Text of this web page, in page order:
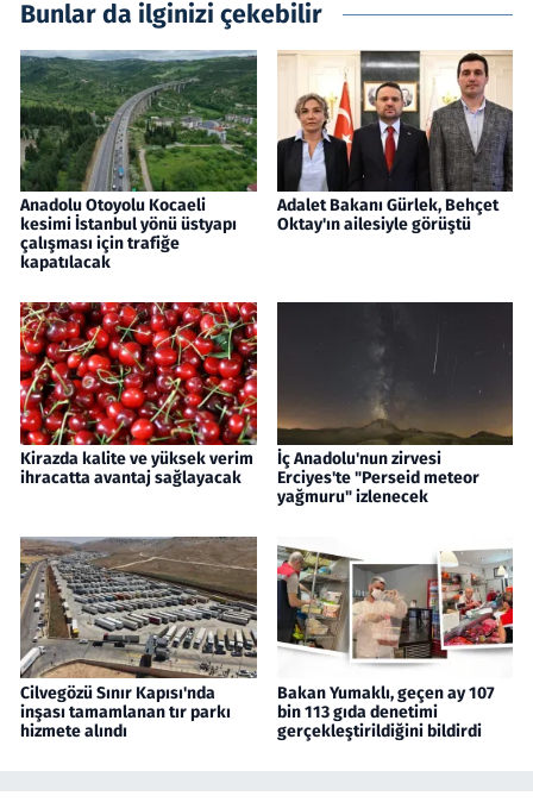
Bunlar da ilginizi çekebilir
Anadolu Otoyolu Kocaeli
kesimi İstanbul yönü üstyapı
çalışması için trafiğe
kapatılacak
Adalet Bakanı Gürlek, Behçet
Oktay'ın ailesiyle görüştü
Kirazda kalite ve yüksek verim
ihracatta avantaj sağlayacak
İç Anadolu'nun zirvesi
Erciyes'te "Perseid meteor
yağmuru" izlenecek
Cilvegözü Sınır Kapısı'nda
inşası tamamlanan tır parkı
hizmete alındı
Bakan Yumaklı, geçen ay 107
bin 113 gıda denetimi
gerçekleştirildiğini bildirdi